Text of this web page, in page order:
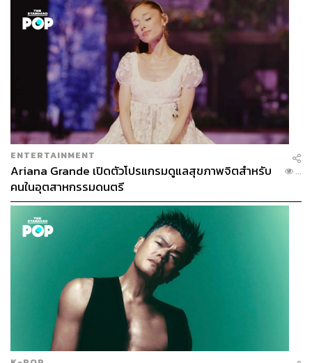
ENTERTAINMENT
Ariana Grande เปิดตัวโปรแกรมดูแลสุขภาพจิตสำหรับ
คนในอุตสาหกรรมดนตรี
...